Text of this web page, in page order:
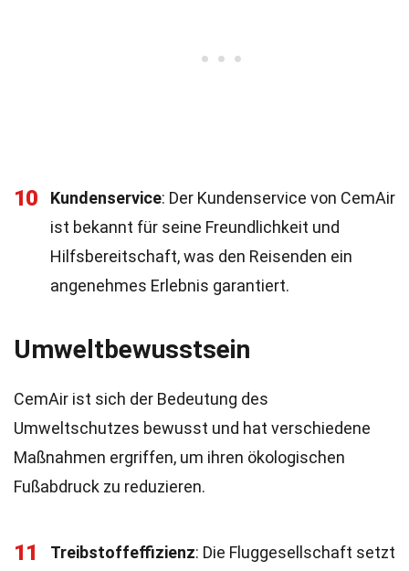
10 Kundenservice: Der Kundenservice von CemAir
ist bekannt für seine Freundlichkeit und
Hilfsbereitschaft, was den Reisenden ein
angenehmes Erlebnis garantiert.
Umweltbewusstsein
CemAir ist sich der Bedeutung des
Umweltschutzes bewusst und hat verschiedene
Maßnahmen ergriffen, um ihren ökologischen
Fußabdruck zu reduzieren.
11 Treibstoffeffizienz: Die Fluggesellschaft setzt